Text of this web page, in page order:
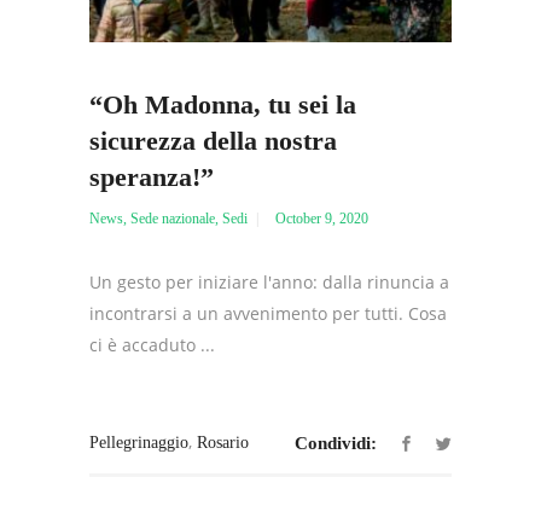
“Oh Madonna, tu sei la
sicurezza della nostra
speranza!”
News Sede nazionale Sedi October 9, 2020
Un gesto per iniziare l'anno: dalla rinuncia a
incontrarsi a un avvenimento per tutti. Cosa
ci è accaduto ...
Pellegrinaggio, Rosario Condividi: